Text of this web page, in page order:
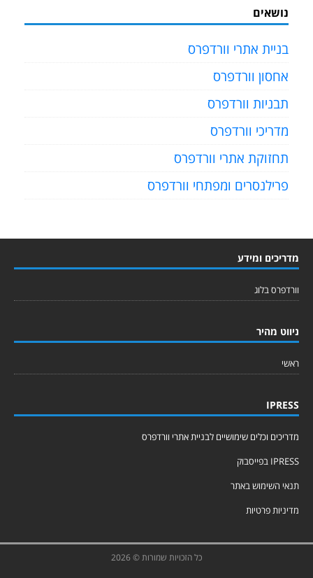
נושאים
בניית אתרי וורדפרס
אחסון וורדפרס
תבניות וורדפרס
מדריכי וורדפרס
תחזוקת אתרי וורדפרס
פרילנסרים ומפתחי וורדפרס
מדריכים ומידע
וורדפרס בלוג
ניווט מהיר
ראשי
IPRESS
מדריכים וכלים שימושיים לבניית אתרי וורדפרס
IPRESS בפייסבוק
תנאי השימוש באתר
מדיניות פרטיות
כל הזכויות שמורות © 2026